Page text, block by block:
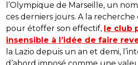
l’Olympique de Marseille, un
ces derniers jours. A la
pour étoffer son effectif, le club
insensible à l’idée de faire
la Lazio depuis un an et demi,